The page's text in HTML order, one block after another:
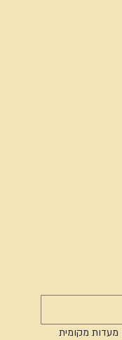
אני מאשר.ת קבלת תוכן ועדכונים מעדות מקומית